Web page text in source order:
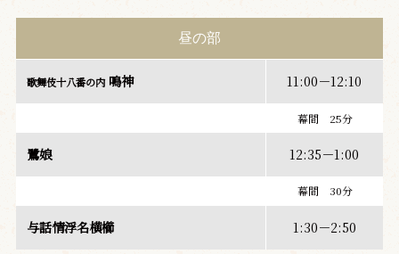
昼の部
歌舞伎十八番の内鳴神 11:00－12:10
幕間 25分
鷺娘 12:35－1:00
幕間 30分
与話情浮名横櫛 1:30－2:50